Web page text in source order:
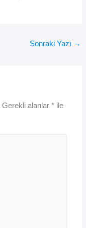
Sonraki Yazı →
Gerekli alanlar* ile